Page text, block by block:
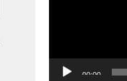
00:00